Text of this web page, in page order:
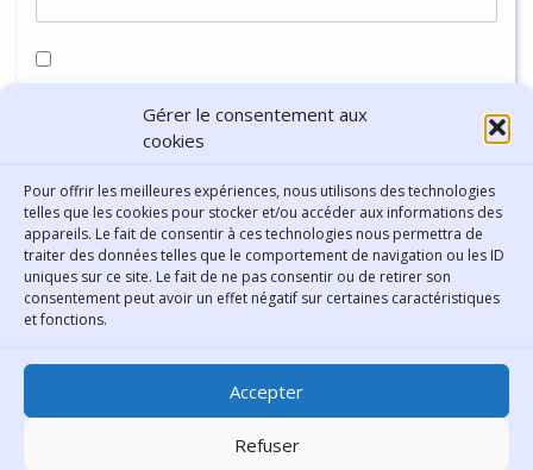
Gérer le consentement aux
cookies
Pour offrir les meilleures expériences, nous utilisons des technologies
telles que les cookies pour stocker et/ou accéder aux informations des
appareils. Le fait de consentir à ces technologies nous permettra de
traiter des données telles que le comportement de navigation ou les ID
uniques sur ce site. Le fait de ne pas consentir ou de retirer son
consentement peut avoir un effet négatif sur certaines caractéristiques
et fonctions.
Accepter
Refuser
navigateur pour mon prochain commentaire.
Bibliothèque municipale de
Lyon
30 Boulevard Vivier-Merle